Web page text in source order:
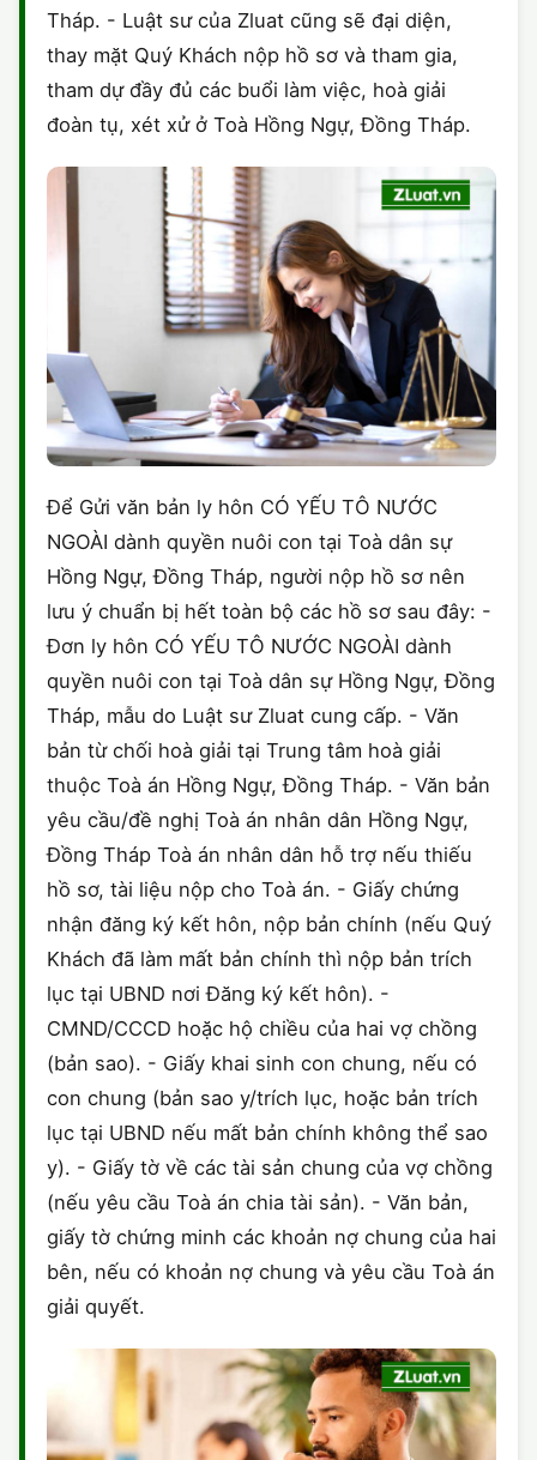
Tháp. - Luật sư của Zluat cũng sẽ đại diện,
thay mặt Quý Khách nộp hồ sơ và tham gia,
tham dự đầy đủ các buổi làm việc, hoà giải
đoàn tụ, xét xử ở Toà Hồng Ngự, Đồng Tháp.
Để Gửi văn bản ly hôn CÓ YẾU TÔ NƯỚC
NGOÀI dành quyền nuôi con tại Toà dân sự
Hồng Ngự, Đồng Tháp, người nộp hồ sơ nên
lưu ý chuẩn bị hết toàn bộ các hồ sơ sau đây: -
Đơn ly hôn CÓ YẾU TÔ NƯỚC NGOÀI dành
quyền nuôi con tại Toà dân sự Hồng Ngự, Đồng
Tháp, mẫu do Luật sư Zluat cung cấp. - Văn
bản từ chối hoà giải tại Trung tâm hoà giải
thuộc Toà án Hồng Ngự, Đồng Tháp. - Văn bản
yêu cầu/đề nghị Toà án nhân dân Hồng Ngự,
Đồng Tháp Toà án nhân dân hỗ trợ nếu thiếu
hồ sơ, tài liệu nộp cho Toà án. - Giấy chứng
nhận đăng ký kết hôn, nộp bản chính (nếu Quý
Khách đã làm mất bản chính thì nộp bản trích
lục tại UBND nơi Đăng ký kết hôn). -
CMND/CCCD hoặc hộ chiều của hai vợ chồng
(bản sao). - Giấy khai sinh con chung, nếu có
con chung (bản sao y/trích lục, hoặc bản trích
lục tại UBND nếu mất bản chính không thể sao
y). - Giấy tờ về các tài sản chung của vợ chồng
(nếu yêu cầu Toà án chia tài sản). - Văn bản,
giấy tờ chứng minh các khoản nợ chung của hai
bên, nếu có khoản nợ chung và yêu cầu Toà án
giải quyết.